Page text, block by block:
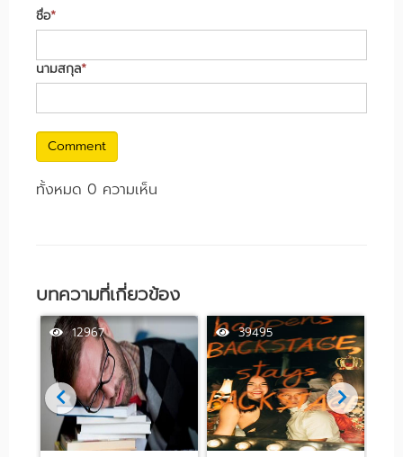
ชื่อ*
นามสกุล*
Comment
ทั้งหมด 0 ความเห็น
บทความที่เกี่ยวข้อง
12967 39495